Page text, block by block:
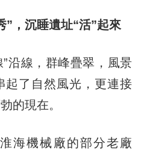
”，沉睡遺址“活”起來
線，群峰疊翠，風景
起了自然風光，更連接
的現在。
機械廠的部分老廠